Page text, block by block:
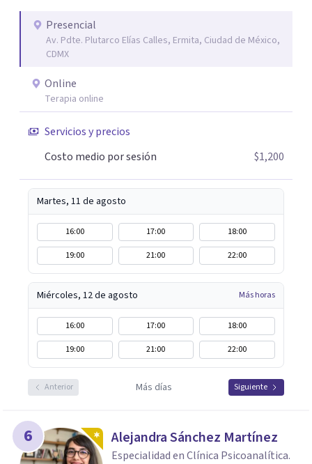
Presencial
Av. Pdte. Plutarco Elías Calles, Ermita, Ciudad de México,
CDMX
Online
Terapia online
Servicios y precios
Costo medio por sesión
$1,200
Martes, 11 de agosto
16:00 17:00
18:00
19:00
21:00 22:00
Miércoles, 12 de agosto Más horas
16:00 17:00
18:00
19:00
21:00 22:00
Anterior Más días Siguiente
6 Alejandra Sánchez Martínez
Especialidad en Clínica Psicoanalítica.